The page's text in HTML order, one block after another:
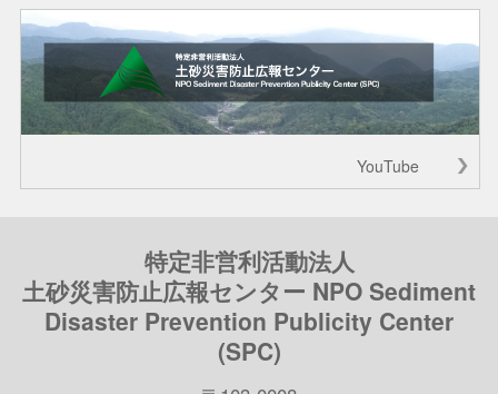
YouTube
特定非営利活動法人
土砂災害防止広報センター NPO Sediment
Disaster Prevention Publicity Center
(SPC)